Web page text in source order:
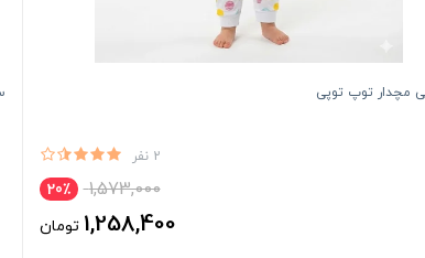
مچدار توپ توپی
2 نفر
1,573,000 20٪
1,258,400 تومان